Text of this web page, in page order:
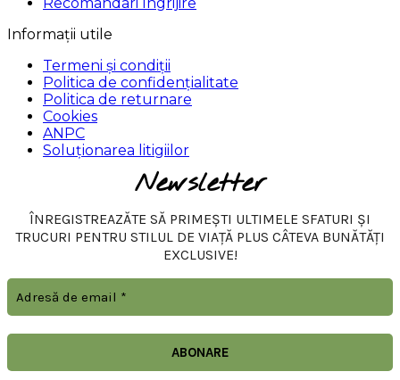
Informații utile
Termeni și condiții
Politica de confidențialitate
Politica de returnare
Cookies
ANPC
Soluționarea litigiilor
Newsletter
ÎNREGISTREAZĂTE SĂ PRIMEȘTI ULTIMELE SFATURI ȘI
TRUCURI PENTRU STILUL DE VIAȚĂ PLUS CÂTEVA BUNĂTĂȚI
EXCLUSIVE!